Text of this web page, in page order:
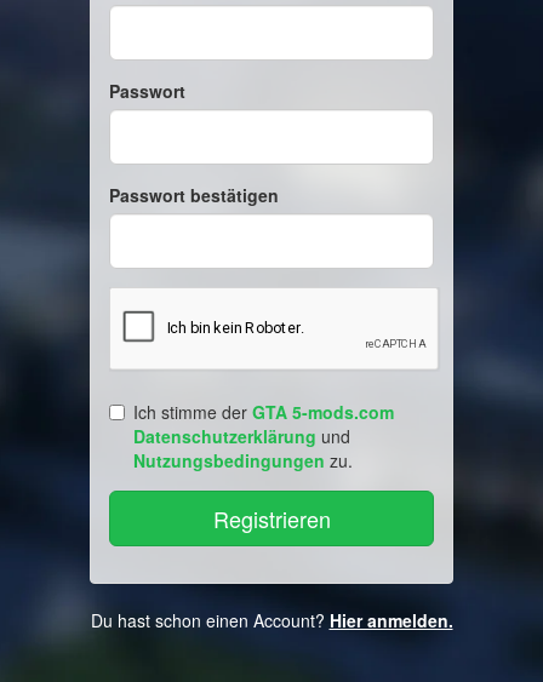
Passwort
Passwort bestätigen
Ich stimme der GTA 5-mods.com
Datenschutzerklärung und
Nutzungsbedingungen zu.
Du hast schon einen Account? Hier anmelden.